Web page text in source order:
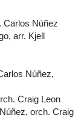
Carlos Núñez
arr. Kjell
Núñez,
Craig Leon
orch. Craig